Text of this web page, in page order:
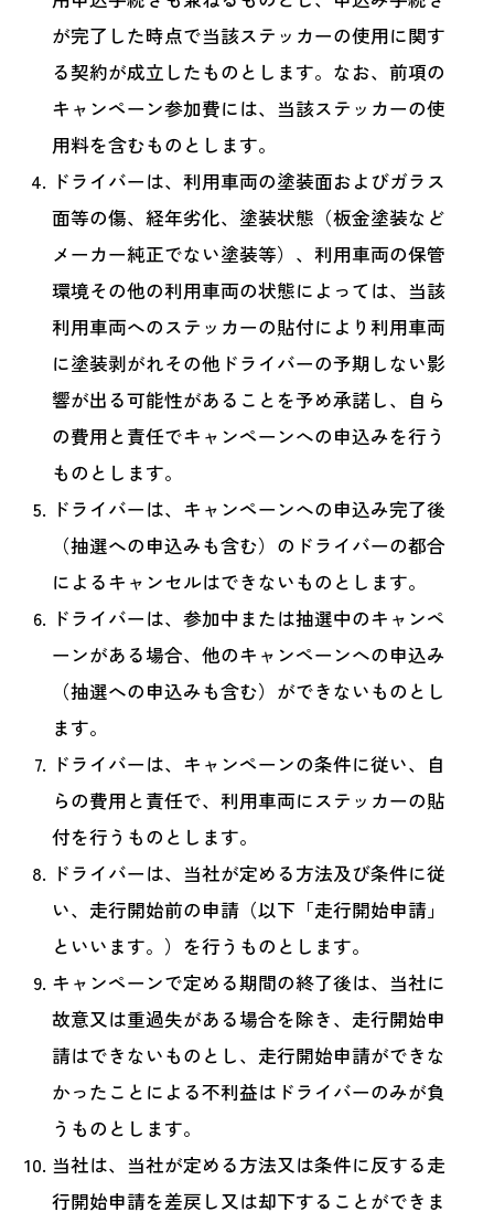
が完了した時点で当該ステッカーの使用に関す
る契約が成立したものとします。なお、前項の
キャンペーン参加費には、当該ステッカーの使
用料を含むものとします。
ドライバーは、利用車両の塗装面およびガラス
面等の傷、経年劣化、塗装状態（板金塗装など
メーカー純正でない塗装等）、利用車両の保管
環境その他の利用車両の状態によっては、当該
利用車両へのステッカーの貼付により利用車両
に塗装剥がれその他ドライバーの予期しない影
響が出る可能性があることを予め承諾し、自ら
の費用と責任でキャンペーンへの申込みを行う
ものとします。
ドライバーは、キャンペーンへの申込み完了後
（抽選への申込みも含む）のドライバーの都合
によるキャンセルはできないものとします。
ドライバーは、参加中または抽選中のキャンペ
ーンがある場合、他のキャンペーンへの申込み
（抽選への申込みも含む）ができないものとし
ます。
ドライバーは、キャンペーンの条件に従い、自
らの費用と責任で、利用車両にステッカーの貼
付を行うものとします。
ドライバーは、当社が定める方法及び条件に従
い、走行開始前の申請（以下「走行開始申請」
といいます。）を行うものとします。
キャンペーンで定める期間の終了後は、当社に
故意又は重過失がある場合を除き、走行開始申
請はできないものとし、走行開始申請ができな
かったことによる不利益はドライバーのみが負
うものとします。
当社は、当社が定める方法又は条件に反する走
行開始申請を差戻し又は却下することができま